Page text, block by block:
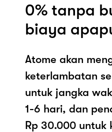
0% tanpa
biaya
Atome akan
keterlambatan
untuk jangka
1-6 hari, dan
Rp 30.000 untuk